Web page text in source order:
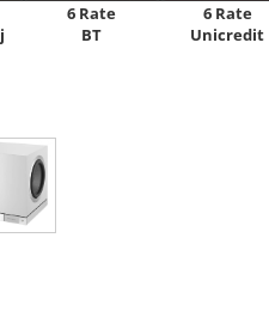
6 Rate
BT
6 Rate
Unicredit